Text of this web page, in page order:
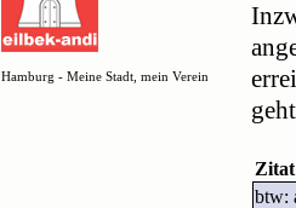
Hamburg - Meine Stadt, mein Verein
btw: